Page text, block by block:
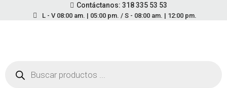
Contáctanos: 318 335 53 53
L - V 08:00 am. | 05:00 pm. / S - 08:00 am. | 12:00 pm.